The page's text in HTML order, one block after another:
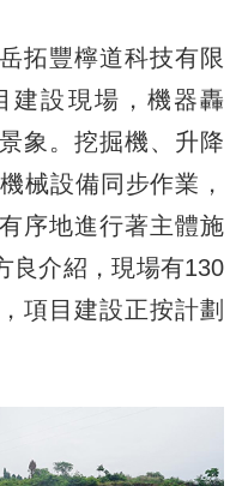
豐檸道科技有限
建設現場，機器轟
象。挖掘機、升降
械設備同步作業，
序地進行著主體施
良介紹，現場有130
項目建設正按計劃